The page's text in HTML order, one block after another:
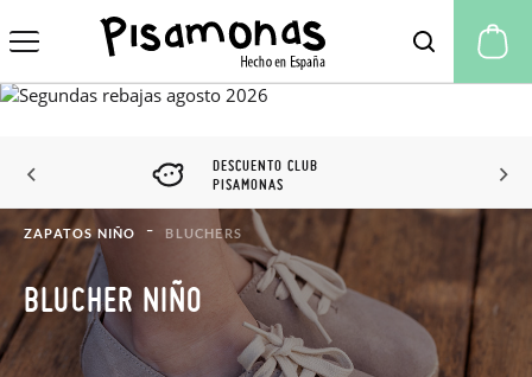
DESCUENTO CLUB
PISAMONAS
ZAPATOS NIÑO BLUCHERS
BLUCHER NIÑO